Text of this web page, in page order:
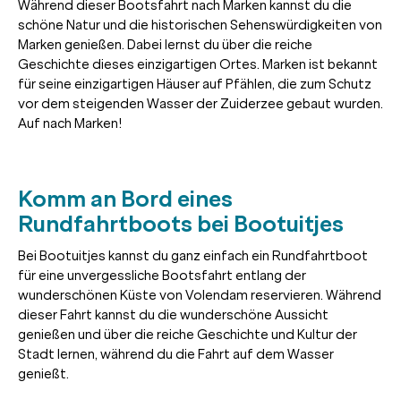
Während dieser Bootsfahrt nach Marken kannst du die
schöne Natur und die historischen Sehenswürdigkeiten von
Marken genießen. Dabei lernst du über die reiche
Geschichte dieses einzigartigen Ortes. Marken ist bekannt
für seine einzigartigen Häuser auf Pfählen, die zum Schutz
vor dem steigenden Wasser der Zuiderzee gebaut wurden.
Auf nach Marken!
Komm an Bord eines
Rundfahrtboots bei Bootuitjes
Bei Bootuitjes kannst du ganz einfach ein Rundfahrtboot
für eine unvergessliche Bootsfahrt entlang der
wunderschönen Küste von Volendam reservieren. Während
dieser Fahrt kannst du die wunderschöne Aussicht
genießen und über die reiche Geschichte und Kultur der
Stadt lernen, während du die Fahrt auf dem Wasser
genießt.